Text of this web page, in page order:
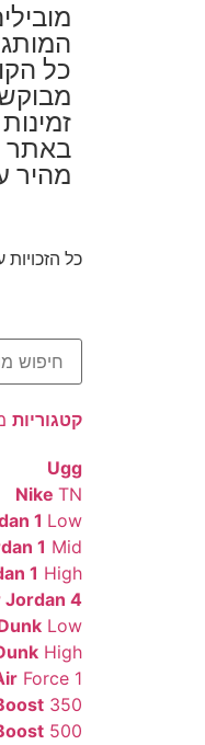
כל
באתר
מהיר
כל
קטגוריות
Ugg
Nike TN
1 Low
1 Mid
1 High
Jordan 4
Low
High
Force 1
350
500